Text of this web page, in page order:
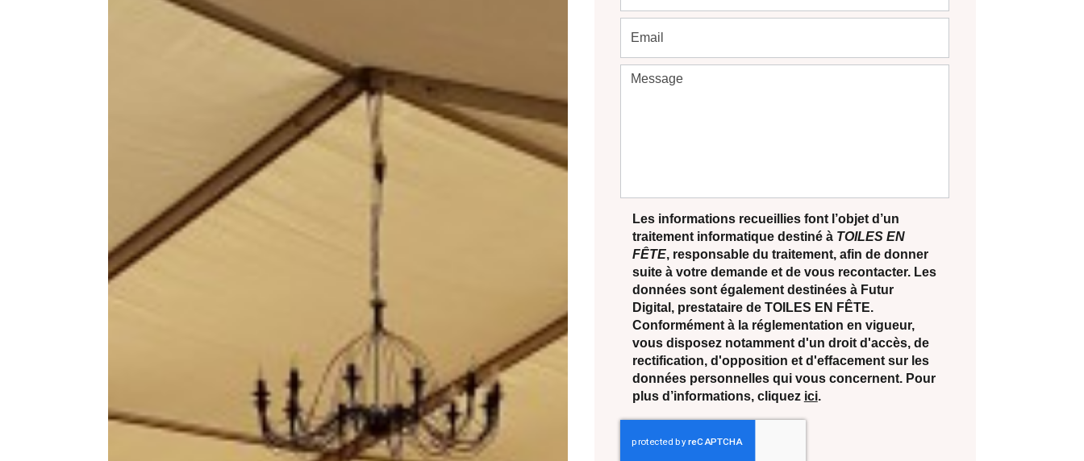
Les informations recueillies font l’objet d’un
traitement informatique destiné àTOILES EN
FÊTE, responsable du traitement, afin de donner
suite à votre demande et de vous recontacter. Les
données sont également destinées à Futur
Digital, prestataire de TOILES EN FÊTE.
Conformément à la réglementation en vigueur,
vous disposez notamment d'un droit d'accès, de
rectification, d'opposition et d'effacement sur les
données personnelles qui vous concernent. Pour
plus d’informations, cliquez ici.